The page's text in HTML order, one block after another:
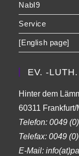
NabI9
Service
[English page]
EV. -
Hinter dem
60311 Frankfurt/
Telefon:0049
Telefax:0049
E-Mail: